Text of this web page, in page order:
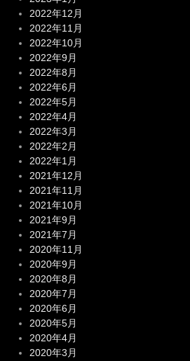
2022年12月
2022年11月
2022年10月
2022年9月
2022年8月
2022年6月
2022年5月
2022年4月
2022年3月
2022年2月
2022年1月
2021年12月
2021年11月
2021年10月
2021年9月
2021年7月
2020年11月
2020年9月
2020年8月
2020年7月
2020年6月
2020年5月
2020年4月
2020年3月